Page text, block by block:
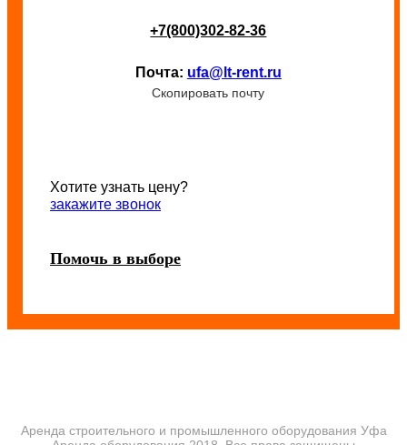
+7(800)302-82-36
Почта: ufa@lt-rent.ru
Скопировать почту
Хотите узнать цену?
закажите звонок
Помочь в выборе
Аренда строительного и промышленного оборудования Уфа